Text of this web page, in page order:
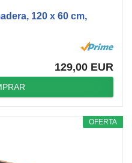
120 x 60 cm,
129,00 EUR
OFERTA